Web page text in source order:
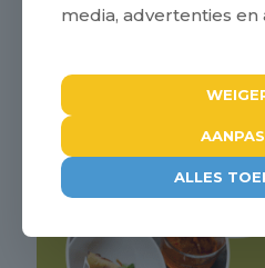
media, advertenties en
ALLES